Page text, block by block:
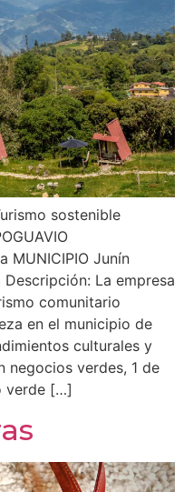
sostenible
MUNICIPIO Junín
La empresa
comunitario
en el municipio de
culturales y
negocios verdes, 1 de
verde […]